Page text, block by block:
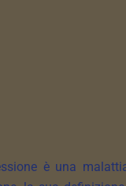
è una